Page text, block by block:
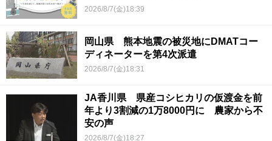
2026/8/7(金)18:39
岡山県 熊本地震の被災地にDMATコー
ディネーターを第4次派遣
2026/8/7(金)18:31
JA香川県 県産コシヒカリの仮渡金を前
年より3割減の1万8000円に 農家から不
安の声
2026/8/7(金)18:27